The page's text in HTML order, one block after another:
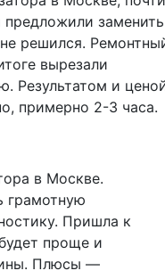
заменить
решился.
вырезали
Результатом и
примерно 2-3 часа.
в Москве.
грамотную
Пришла к
проще и
Плюсы —